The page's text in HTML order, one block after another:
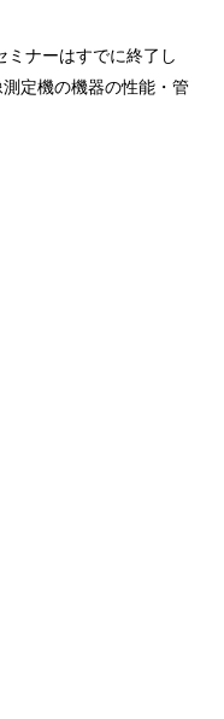
ナーはすでに終了し
定機の機器の性能・管